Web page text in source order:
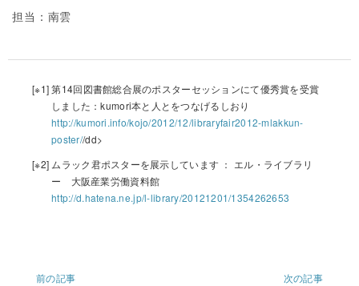
担当：南雲
[※1]第14回図書館総合展のポスターセッションにて優秀賞を受賞
しました：kumori本と人とをつなげるしおり
http://kumori.info/kojo/2012/12/libraryfair2012-mlakkun-
poster//dd>
[※2] ムラック君ポスターを展示しています ： エル・ライブラリ
ー 大阪産業労働資料館
http://d.hatena.ne.jp/l-library/20121201/1354262653
前の記事 次の記事